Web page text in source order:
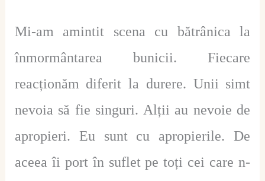
Mi-am amintit scena cu bătrânica la
înmormântarea bunicii. Fiecare
reacționăm diferit la durere. Unii simt
nevoia să fie singuri. Alții au nevoie de
apropieri. Eu sunt cu apropierile. De
aceea îi port în suflet pe toți cei care n-